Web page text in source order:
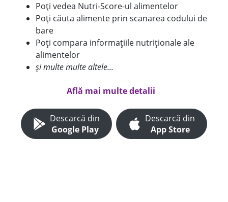
Poți vedea Nutri-Score-ul alimentelor
Poți căuta alimente prin scanarea codului de
bare
Poți compara informațiile nutriționale ale
alimentelor
și multe multe altele...
Află mai multe detalii
Descarcă din
Google Play
Descarcă din
App Store